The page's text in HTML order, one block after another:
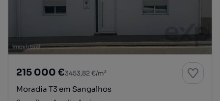
215 000 €3453,82 €/m²
Moradia T3 em Sangalhos